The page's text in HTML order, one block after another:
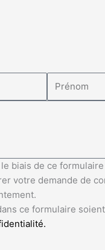
biais de ce
votre demande de
ce formulaire